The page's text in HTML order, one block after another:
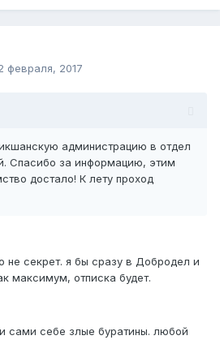
февраля, 2017
администрацию в отдел
Спасибо за информацию, этим
достало! К лету проход
не секрет. я бы сразу в Добродел и
максимум, отписка будет.
сами себе злые буратины. любой